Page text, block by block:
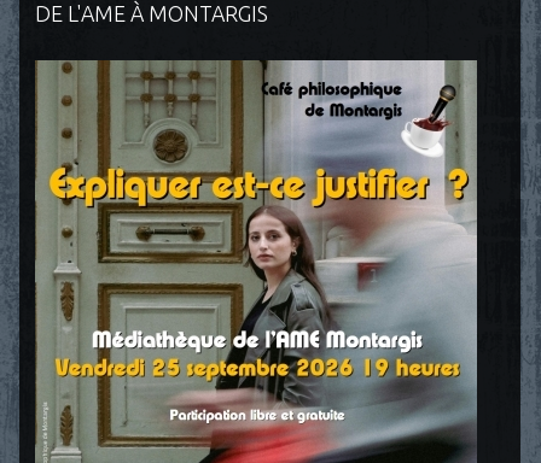
DE L'AME À MONTARGIS